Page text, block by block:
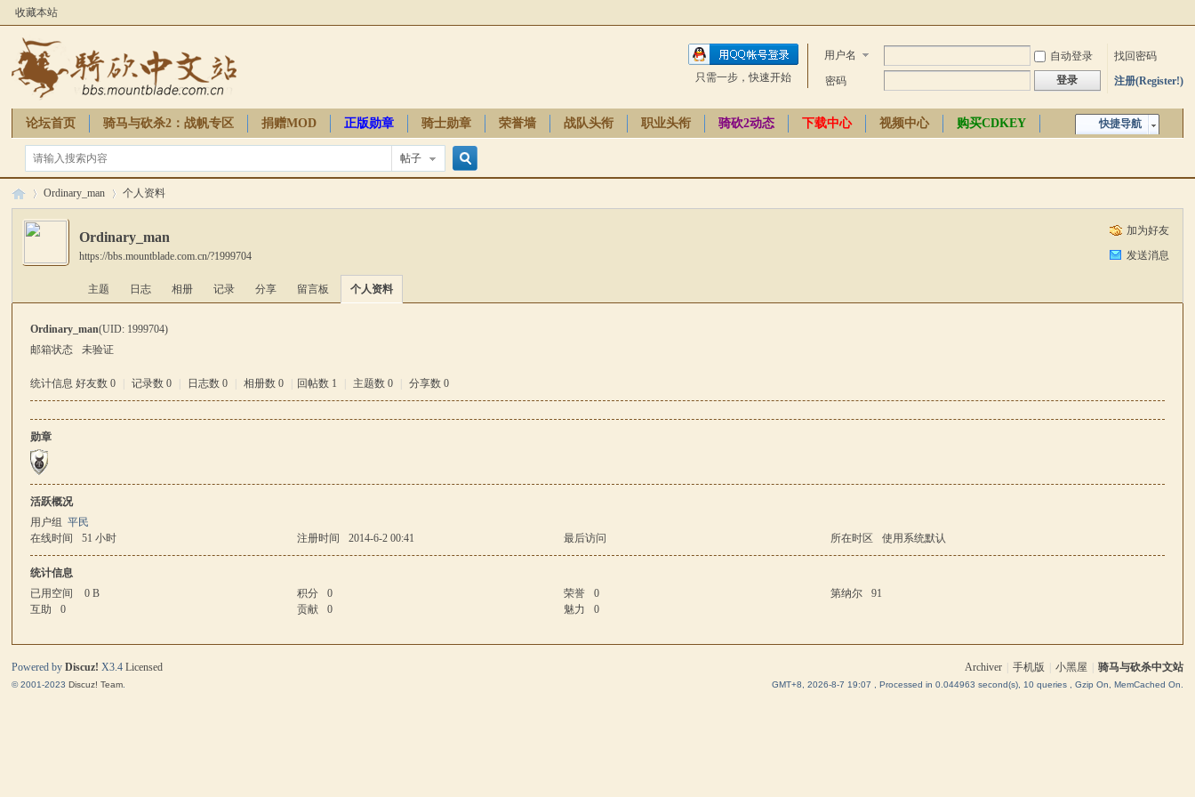
收藏本站
用户名 自动登录
找回密码
密码
登录 注册(Register!)
只需一步，快速开始
快捷导航
论坛首页 骑马与砍杀2：战帆专区 捐赠MOD 正版勋章 骑士勋章 荣誉墙 战队头衔 职业头衔 骑砍2动态 下载中心 视频中心
购买CDKEY
骑砍周边
帖子
›
Ordinary_man 个人资料
加为好友
发送消息
Ordinary_man
https://bbs.mountblade.com.cn/?1999704
主题 日志 相册 记录 分享 留言板 个人资料
Ordinary_man(UID: 1999704)
邮箱状态
未验证
统计信息 好友数 0 记录数 0 日志数 0 相册数 0 回帖数 1 主题数 0 分享数 0
勋章
活跃概况
用户组平民
在线时间
51 小时 注册时间 2014-6-2 00:41 最后访问 所在时区 使用系统默认
统计信息
已用空间
0 B 积分 0 荣誉 0 第纳尔
91
互助
0 贡献 0 魅力 0
Archiver 手机版 小黑屋 骑马与砍杀中文站
GMT+8, 2026-8-7 19:07 , Processed in 0.044963 second(s), 10 queries , Gzip On, MemCached On.
Powered byDiscuz! X3.4 Licensed
© 2001-2023Discuz! Team